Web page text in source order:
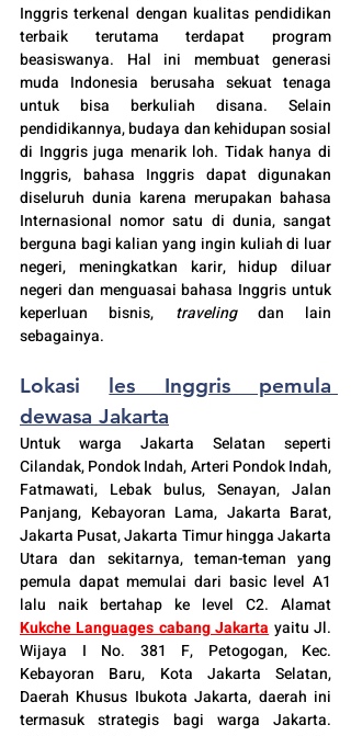
Inggris terkenal dengan kualitas pendidikan
terbaik terutama terdapat program
beasiswanya. Hal ini membuat generasi
muda Indonesia berusaha sekuat tenaga
untuk bisa berkuliah disana. Selain
pendidikannya, budaya dan kehidupan sosial
di Inggris juga menarik loh. Tidak hanya di
Inggris, bahasa Inggris dapat digunakan
diseluruh dunia karena merupakan bahasa
Internasional nomor satu di dunia, sangat
berguna bagi kalian yang ingin kuliah di luar
negeri, meningkatkan karir, hidup diluar
negeri dan menguasai bahasa Inggris untuk
keperluan bisnis, traveling dan lain
sebagainya.
Lokasi les Inggris pemula
dewasa Jakarta
Untuk warga Jakarta Selatan seperti
Cilandak, Pondok Indah, Arteri Pondok Indah,
Fatmawati, Lebak bulus, Senayan, Jalan
Panjang, Kebayoran Lama, Jakarta Barat,
Jakarta Pusat, Jakarta Timur hingga Jakarta
Utara dan sekitarnya, teman-teman yang
pemula dapat memulai dari basic level A1
Kukche Languages cabang Jakarta yaitu Jl.
Wijaya I No. 381 F, Petogogan, Kec.
Kebayoran Baru, Kota Jakarta Selatan,
Daerah Khusus Ibukota Jakarta, daerah ini
termasuk strategis bagi warga Jakarta.